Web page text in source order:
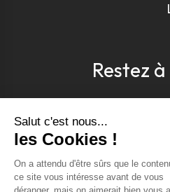
Restez
Pour être toujours au
notre newsletter